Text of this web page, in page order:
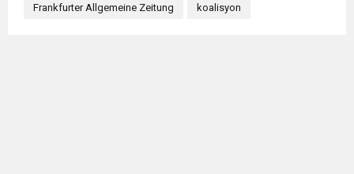
Frankfurter Allgemeine Zeitung koalisyon